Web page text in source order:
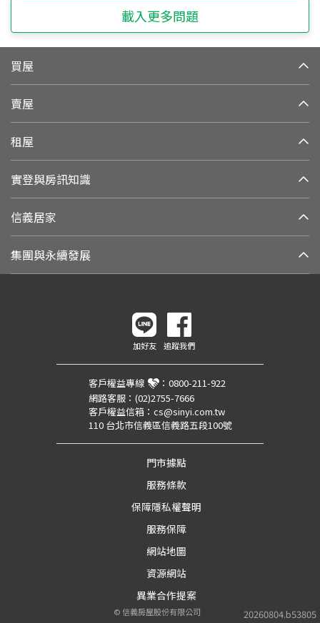
載入更多問題
買屋
賣屋
租屋
實登與房訊知識
信義居家
集團與永續發展
20260804.b53805
加好友 追蹤我們
客戶權益專線 ： 0800-211-922
網路客服： (02)2755-7666
客戶權益信箱： cs@sinyi.com.tw
110 台北市信義區信義路五段100號
門市據點
服務條款
保障隱私權聲明
服務保障
網站地圖
資源網站
異業合作提案
©信義房屋股份有限公司